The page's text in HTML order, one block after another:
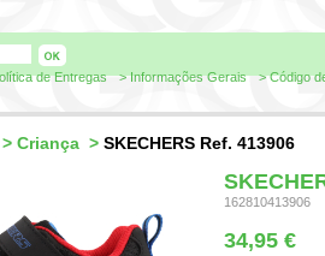
de Entregas > Informações Gerais > Código
> Criança > SKECHERS Ref. 413906
162810413906
34,95 €